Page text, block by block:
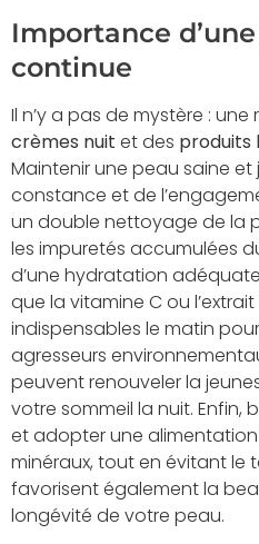
Importance
continue
Il n’y a pas de mystère :
crèmes nuit et des produits
Maintenir une peau saine
constance et de
un double nettoyage de la
les impuretés accumulées
d’une hydratation
que la vitamine C ou
indispensables le matin
agresseurs
peuvent renouveler la
votre sommeil la nuit. Enfin,
et adopter une
minéraux, tout en évitant le
favorisent également la
longévité de votre peau.